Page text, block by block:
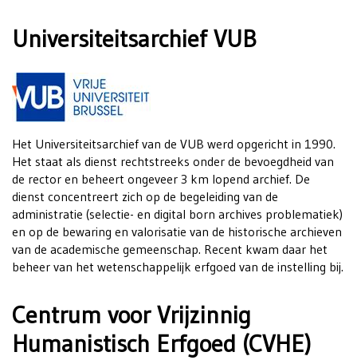
Universiteitsarchief VUB
Het Universiteitsarchief van de VUB werd opgericht in 1990.
Het staat als dienst rechtstreeks onder de bevoegdheid van
de rector en beheert ongeveer 3 km lopend archief. De
dienst concentreert zich op de begeleiding van de
administratie (selectie- en digital born archives problematiek)
en op de bewaring en valorisatie van de historische archieven
van de academische gemeenschap. Recent kwam daar het
beheer van het wetenschappelijk erfgoed van de instelling bij.
Centrum voor Vrijzinnig
Humanistisch Erfgoed (CVHE)